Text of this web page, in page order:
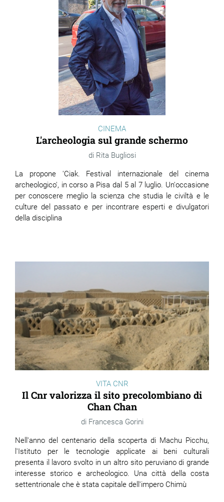
CINEMA
L'archeologia sul grande schermo
Rita Bugliosi
La propone 'Ciak. Festival internazionale del cinema
archeologico', in corso a Pisa dal 5 al 7 luglio. Un'occasione
per conoscere meglio la scienza che studia le civiltà e le
culture del passato e per incontrare esperti e divulgatori
della disciplina
VITA CNR
Il Cnr valorizza il sito precolombiano di
Chan Chan
Francesca Gorini
Nell'anno del centenario della scoperta di Machu Picchu,
l'Istituto per le tecnologie applicate ai beni culturali
presenta il lavoro svolto in un altro sito peruviano di grande
interesse storico e archeologico. Una città della costa
settentrionale che è stata capitale dell'impero Chimù